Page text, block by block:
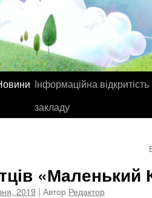
Інформаційна відкритість
закладу
«Маленький
2019 | Автор Редактор